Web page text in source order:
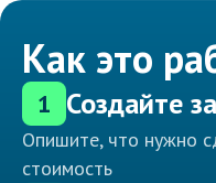
Как это
1 Создайте
Опишите, что нужно
стоимость